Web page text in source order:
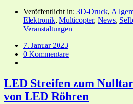
Veröffentlicht in: 3D-Druck,
Elektronik, Multicopter, News,
Veranstaltungen
7. Januar 2023
0 Kommentare
LED Streifen zum
von LED Röhren